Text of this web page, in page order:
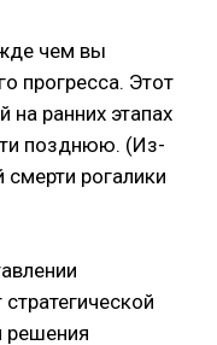
чем вы
прогресса. Этот
на ранних этапах
позднюю. (Из-
рогалики
решения